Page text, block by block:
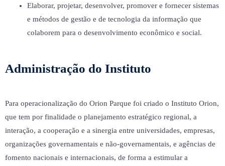
Elaborar, projetar, desenvolver, promover e fornecer sistemas
e métodos de gestão e de tecnologia da informação que
colaborem para o desenvolvimento econômico e social.
Administração do Instituto
Para operacionalização do Orion Parque foi criado o Instituto Orion,
que tem por finalidade o planejamento estratégico regional, a
interação, a cooperação e a sinergia entre universidades, empresas,
organizações governamentais e não-governamentais, e agências de
fomento nacionais e internacionais, de forma a estimular a